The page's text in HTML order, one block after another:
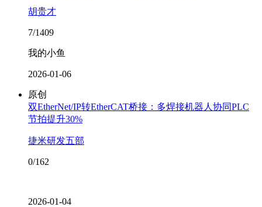
胡贵才
7/1409
我的小鱼
2026-01-06
原创
双EtherNet/IP转EtherCAT桥接：多焊接机器人协同PLC
节拍提升30%
捷米研发五部
0/162
2026-01-04